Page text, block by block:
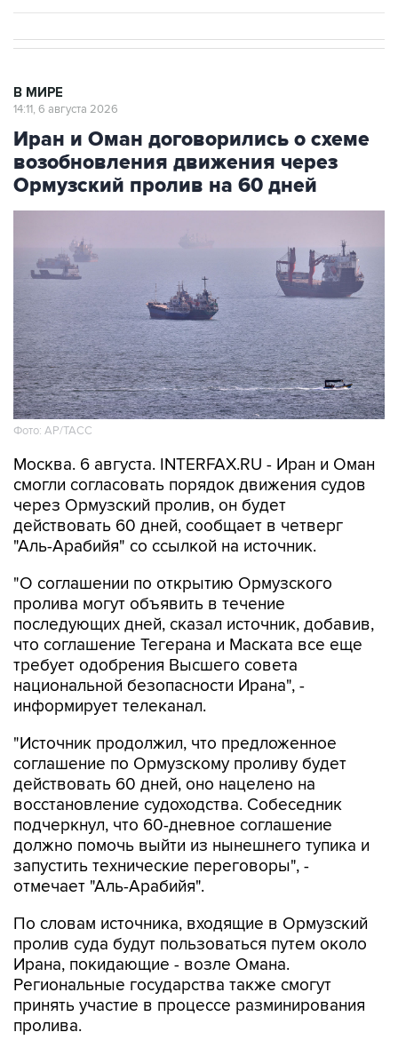
Иран и Оман договорились о схеме
возобновления движения через
Ормузский пролив на 60 дней
Фото: AP/ТАСС
Москва. 6 августа. INTERFAX.RU - Иран и Оман
через Ормузский пролив, он будет
действовать 60 дней, сообщает в четверг
"Аль-Арабийя" со ссылкой на источник.
"О соглашении по открытию Ормузского
последующих дней, сказал источник, добавив,
что соглашение Тегерана и Маската все еще
требует одобрения Высшего совета
национальной безопасности Ирана", -
информирует телеканал.
"Источник продолжил, что предложенное
действовать 60 дней, оно нацелено на
восстановление судоходства. Собеседник
подчеркнул, что 60-дневное соглашение
должно помочь выйти из нынешнего тупика и
запустить технические переговоры", -
отмечает "Аль-Арабийя".
По словам источника, входящие в Ормузский
Ирана, покидающие - возле Омана.
Региональные государства также смогут
принять участие в процессе разминирования
пролива.
Источник добавил, что США и Иран